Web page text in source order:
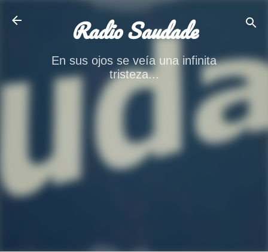
Radio Saudade
En sus ojos se veía una infinita
tristeza...